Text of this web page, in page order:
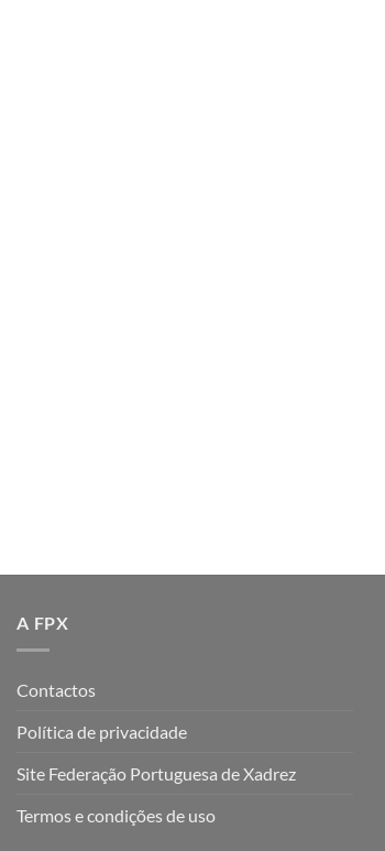
A FPX
Contactos
Política de privacidade
Site Federação Portuguesa de Xadrez
Termos e condições de uso